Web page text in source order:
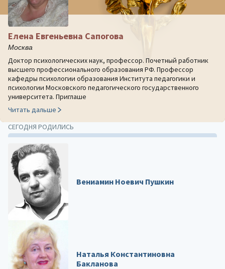
Елена Евгеньевна Сапогова
Москва
Доктор психологических наук, профессор. Почетный работник
высшего профессионального образования РФ. Профессор
кафедры психологии образования Института педагогики и
психологии Московского педагогического государственного
университета. Приглаше
Читать дальше
СЕГОДНЯ РОДИЛИСЬ
Вениамин Ноевич Пушкин
Наталья Константиновна
Бакланова